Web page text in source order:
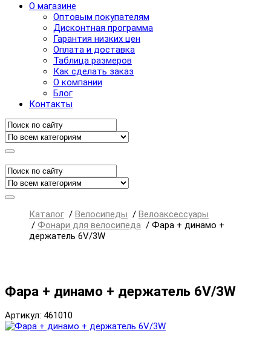
О магазине
Оптовым покупателям
Дисконтная программа
Гарантия низких цен
Оплата и доставка
Таблица размеров
Как сделать заказ
О компании
Блог
Контакты
Каталог / Велосипеды / Велоаксессуары
/ Фонари для велосипеда / Фара + динамо +
держатель 6V/3W
Фара + динамо + держатель 6V/3W
Артикул: 461010